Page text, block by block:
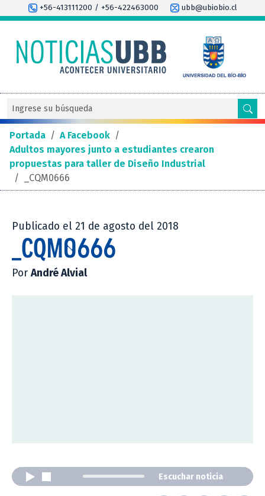
+56-413111200 / +56-422463000 ubb@ubiobio.cl
Portada / A Facebook /
Adultos mayores junto a estudiantes crearon
propuestas para taller de Diseño Industrial
/
_CQM0666
Publicado el 21 de agosto del 2018
_CQM0666
Por André Alvial
Escuchar noticia